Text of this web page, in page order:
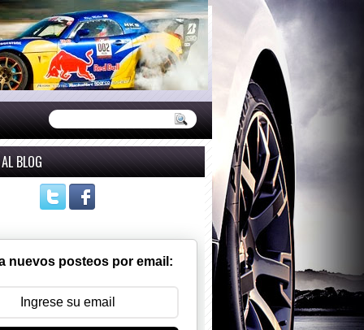
BLOG
nuevos posteos por email: